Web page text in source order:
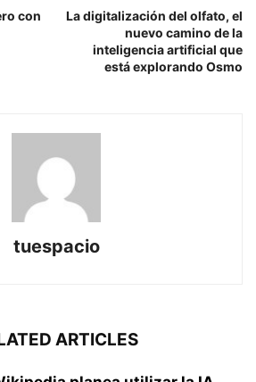
con
La digitalización del olfato, el
nuevo camino de la
inteligencia artificial que
está explorando Osmo
tuespacio
ARTICLES